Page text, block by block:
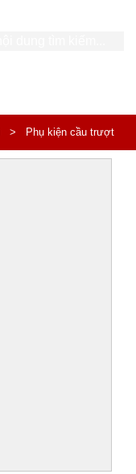
> Phụ kiện cầu trượt